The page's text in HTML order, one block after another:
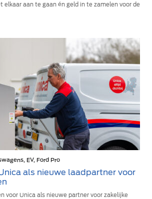
elkaar aan te gaan én geld in te zamelen voor de
EV, Ford Pro
als nieuwe laadpartner voor
voor Unica als nieuwe partner voor zakelijke